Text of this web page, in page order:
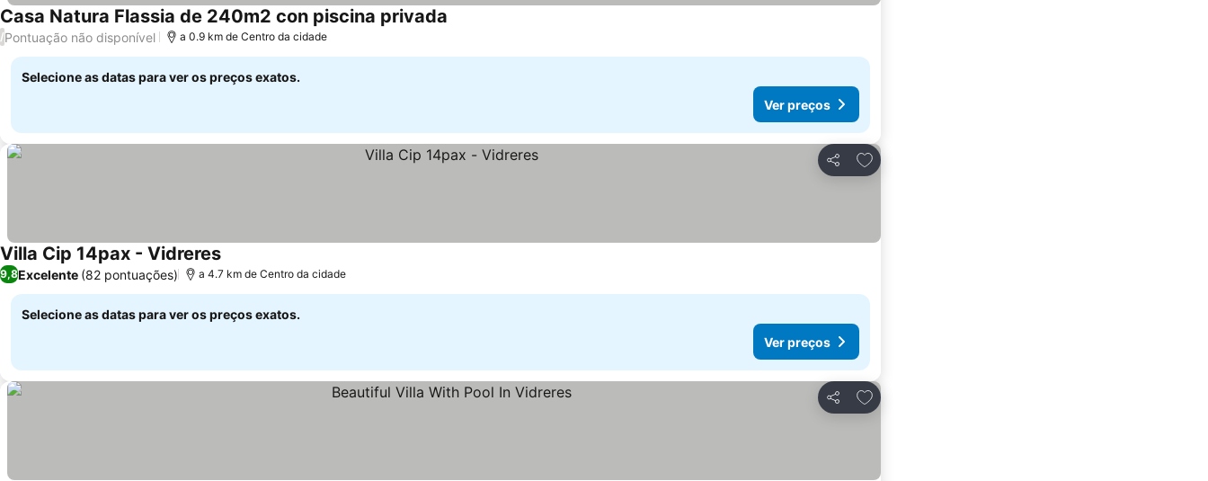
Casa Natura Flassia de 240m2 con piscina privada
/Pontuação não disponível a 0.9 km de Centro da cidade
Selecione as datas para ver os preços exatos.
Ver preços
Partilhar
Adicionar aos favoritos
Villa Cip 14pax - VidreresVer preços
9,8Excelente (82 pontuações) a 4.7 km de Centro da cidade
Selecione as datas para ver os preços exatos.
Ver preços
Partilhar
Adicionar aos favoritos